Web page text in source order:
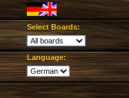
Select Boards:
Language: